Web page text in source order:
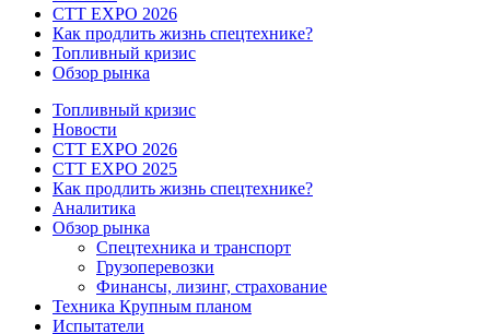
CTT EXPO 2026
Как продлить жизнь спецтехнике?
Топливный кризис
Обзор рынка
Топливный кризис
Новости
CTT EXPO 2026
CTT EXPO 2025
Как продлить жизнь спецтехнике?
Аналитика
Обзор рынка
Спецтехника и транспорт
Грузоперевозки
Финансы, лизинг, страхование
Техника Крупным планом
Испытатели